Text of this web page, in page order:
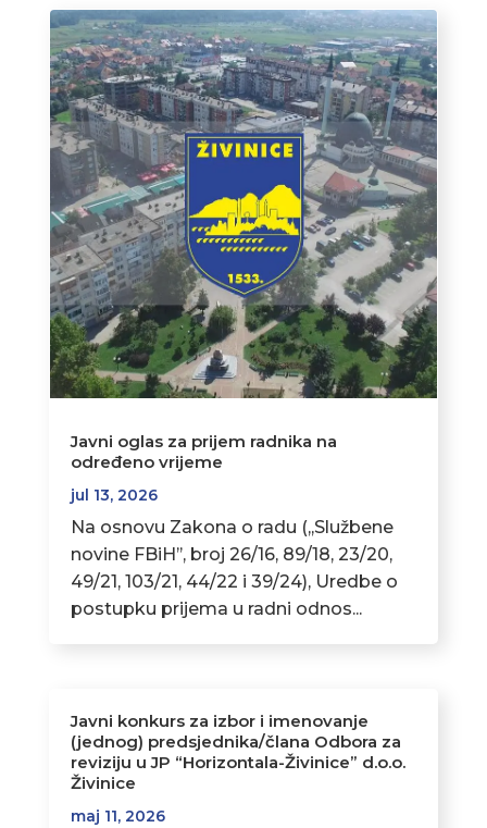
Javni oglas za prijem radnika na
određeno vrijeme
jul 13, 2026
Na osnovu Zakona o radu (,,Službene
novine FBiH’’, broj 26/16, 89/18, 23/20,
49/21, 103/21, 44/22 i 39/24), Uredbe o
postupku prijema u radni odnos...
Javni konkurs za izbor i imenovanje
(jednog) predsjednika/člana Odbora za
reviziju u JP “Horizontala-Živinice” d.o.o.
Živinice
maj 11, 2026